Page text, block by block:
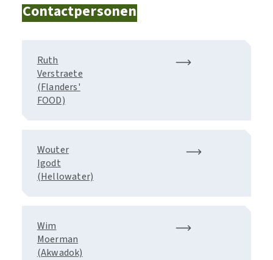
Contactpersonen
Ruth
Verstraete
(Flanders'
FOOD)
Wouter
Igodt
(Hellowater)
Wim
Moerman
(Akwadok)